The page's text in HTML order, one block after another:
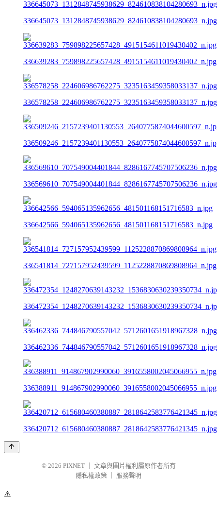
336645073_1312848745938629_824610838104280693_n.jpg
336639283_759898225657428_4915154611019430402_n.jpg
336578258_224606986762275_3235163459358033137_n.jpg
336569610_707549004401844_8286167745707506236_n.jpg
336642566_594065135962656_481501168151716583_n.jpg
336541814_727157952439599_1125228870869808964_n.jpg
336462336_744846790557042_5712601651918967328_n.jpg
336388911_914867902990060_3916558002045066955_n.jpg
336420712_615680460380887_2818642583776421345_n.jpg
© 2026 PIXNET
文章與圖片權利屬原作者所有
隱私權政策
服務聲明
⚠️